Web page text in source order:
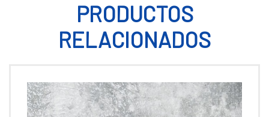
PRODUCTOS
RELACIONADOS